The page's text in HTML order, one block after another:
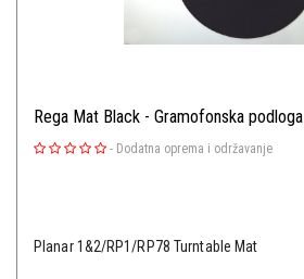
Rega Mat Black - Gramofonska podloga
- Dodatna oprema i održavanje
Planar 1&2/RP1/RP78 Turntable Mat